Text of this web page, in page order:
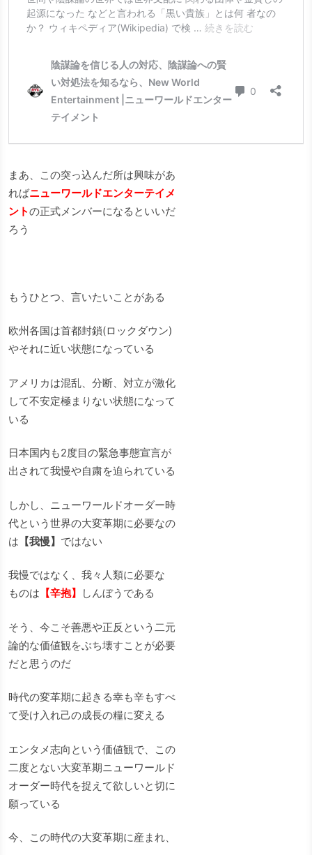
まあ、この突っ込んだ所は興味があ
ればニューワールドエンターテイメ
ントの正式メンバーになるといいだ
ろう
もうひとつ、言いたいことがある
欧州各国は首都封鎖(ロックダウン)
やそれに近い状態になっている
アメリカは混乱、分断、対立が激化
して不安定極まりない状態になって
いる
日本国内も2度目の緊急事態宣言が
出されて我慢や自粛を迫られている
しかし、ニューワールドオーダー時
代という世界の大変革期に必要なの
は 【我慢】 ではない
我慢ではなく、我々人類に必要な
ものは 【辛抱】 しんぼうである
そう、今こそ善悪や正反という二元
論的な価値観をぶち壊すことが必要
だと思うのだ
時代の変革期に起きる幸も辛もすべ
て受け入れ己の成長の糧に変える
エンタメ志向という価値観で、この
二度とない大変革期ニューワールド
オーダー時代を捉えて欲しいと切に
願っている
今、この時代の大変革期に産まれ、